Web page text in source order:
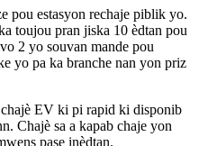
pou estasyon rechaje piblik yo.
toujou pran jiska 10 èdtan pou
2 yo souvan mande pou
yo pa ka branche nan yon priz
EV ki pi rapid ki disponib
Chajè sa a kapab chaje yon
pase inèdtan.